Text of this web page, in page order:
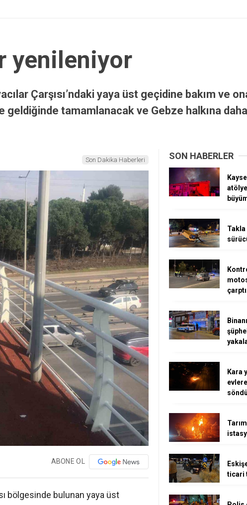
yenileniyor
Çarşısı’ndaki yaya üst geçidine bakım ve
geldiğinde tamamlanacak ve Gebze halkına
Son Dakika Haberleri
ABONE OL
bölgesinde bulunan yaya üst
SON HABERLER
Takla
Kara
ticari